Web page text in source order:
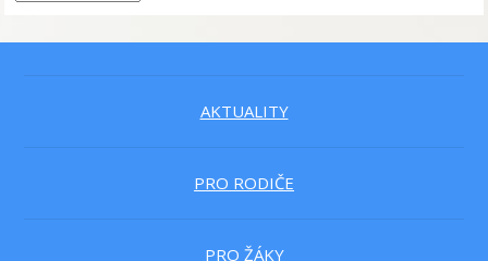
AKTUALITY
PRO RODIČE
PRO ŽÁKY